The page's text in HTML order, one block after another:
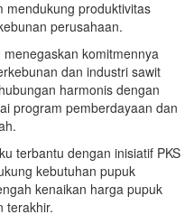
mendukung produktivitas
perusahaan.
menegaskan komitmennya
dan industri sawit
harmonis dengan
program pemberdayaan dan
terbantu dengan inisiatif PKS
kebutuhan pupuk
kenaikan harga pupuk
terakhir.